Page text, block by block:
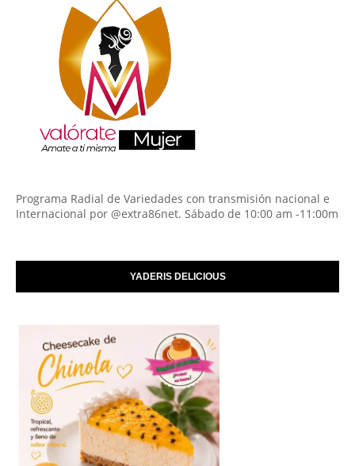
Programa Radial de Variedades con transmisión nacional e
Internacional por @extra86net. Sábado de 10:00 am -11:00m
YADERIS DELICIOUS